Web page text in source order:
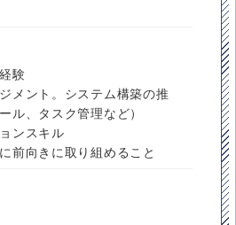
験
メント。システム構築の推
ル、タスク管理など）
ンスキル
前向きに取り組めること